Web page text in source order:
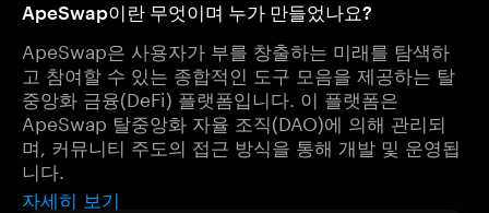
ApeSwap이란 무엇이며 누가 만들었나요?
ApeSwap은 사용자가 부를 창출하는 미래를 탐색하
고 참여할 수 있는 종합적인 도구 모음을 제공하는 탈
중앙화 금융(DeFi) 플랫폼입니다. 이 플랫폼은
ApeSwap 탈중앙화 자율 조직(DAO)에 의해 관리되
며, 커뮤니티 주도의 접근 방식을 통해 개발 및 운영됩
니다.
자세히 보기